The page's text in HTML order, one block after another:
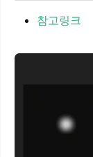
참고링크